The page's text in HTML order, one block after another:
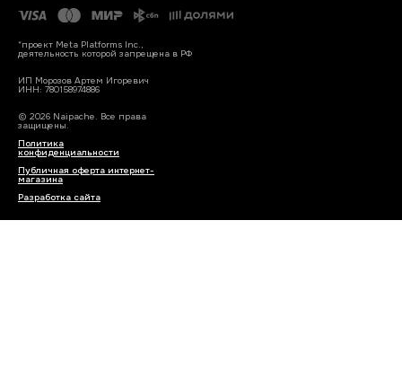
*проект Meta Platforms Inc.,
деятельность которой запрещена в РФ
ИП Морозов Артем Игоревич
ИНН: 780158974886
© 2026 Naipache. Все права
защищены.
Политика
конфиденциальности
Публичная оферта интернет-
магазина
Разработка сайта